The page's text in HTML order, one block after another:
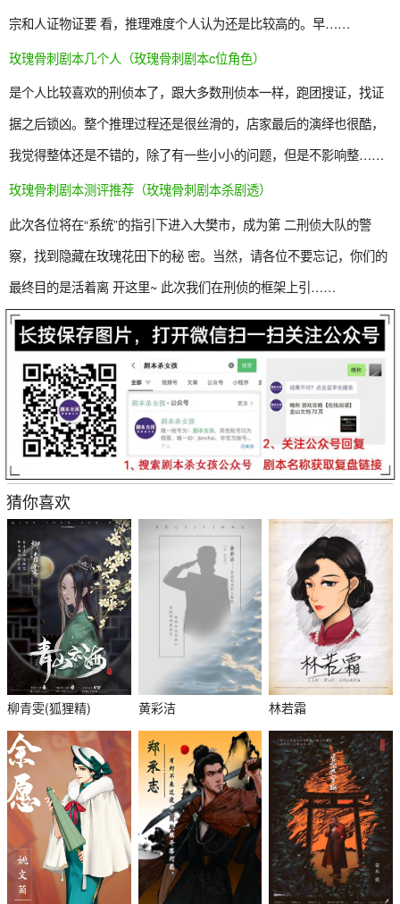
杀
宗和人证物证要 看，推理难度个人认为还是比较高的。早……
玫瑰骨刺剧本几个人（玫瑰骨刺剧本c位角色）
是个人比较喜欢的刑侦本了，跟大多数刑侦本一样，跑团搜证，找证
据之后锁凶。整个推理过程还是很丝滑的，店家最后的演绎也很酷，
我觉得整体还是不错的，除了有一些小小的问题，但是不影响整……
玫瑰骨刺剧本测评推荐（玫瑰骨刺剧本杀剧透）
此次各位将在“系统”的指引下进入大樊市，成为第 二刑侦大队的警
察，找到隐藏在玫瑰花田下的秘 密。当然，请各位不要忘记，你们的
最终目的是活着离 开这里~ 此次我们在刑侦的框架上引……
猜你喜欢
柳青雯(狐狸精) 黄彩洁 林若霜